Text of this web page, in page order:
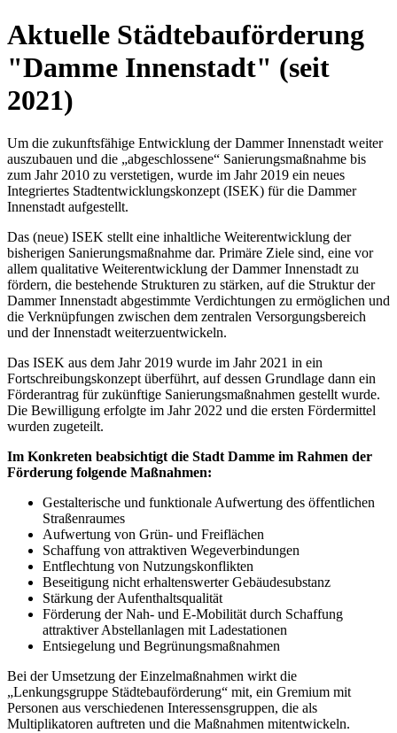
Aktuelle Städtebauförderung
"Damme Innenstadt" (seit
2021)
Um die zukunftsfähige Entwicklung der Dammer Innenstadt weiter
auszubauen und die „abgeschlossene“ Sanierungsmaßnahme bis
zum Jahr 2010 zu verstetigen, wurde im Jahr 2019 ein neues
Integriertes Stadtentwicklungskonzept (ISEK) für die Dammer
Innenstadt aufgestellt.
Das (neue) ISEK stellt eine inhaltliche Weiterentwicklung der
bisherigen Sanierungsmaßnahme dar. Primäre Ziele sind, eine vor
allem qualitative Weiterentwicklung der Dammer Innenstadt zu
fördern, die bestehende Strukturen zu stärken, auf die Struktur der
Dammer Innenstadt abgestimmte Verdichtungen zu ermöglichen und
die Verknüpfungen zwischen dem zentralen Versorgungsbereich
und der Innenstadt weiterzuentwickeln.
Das ISEK aus dem Jahr 2019 wurde im Jahr 2021 in ein
Fortschreibungskonzept überführt, auf dessen Grundlage dann ein
Förderantrag für zukünftige Sanierungsmaßnahmen gestellt wurde.
Die Bewilligung erfolgte im Jahr 2022 und die ersten Fördermittel
wurden zugeteilt.
Im Konkreten beabsichtigt die Stadt Damme im Rahmen der
Förderung folgende Maßnahmen:
Gestalterische und funktionale Aufwertung des öffentlichen
Straßenraumes
Aufwertung von Grün- und Freiflächen
Schaffung von attraktiven Wegeverbindungen
Entflechtung von Nutzungskonflikten
Beseitigung nicht erhaltenswerter Gebäudesubstanz
Stärkung der Aufenthaltsqualität
Förderung der Nah- und E-Mobilität durch Schaffung
attraktiver Abstellanlagen mit Ladestationen
Entsiegelung und Begrünungsmaßnahmen
Bei der Umsetzung der Einzelmaßnahmen wirkt die
„Lenkungsgruppe Städtebauförderung“ mit, ein Gremium mit
Personen aus verschiedenen Interessensgruppen, die als
Multiplikatoren auftreten und die Maßnahmen mitentwickeln.